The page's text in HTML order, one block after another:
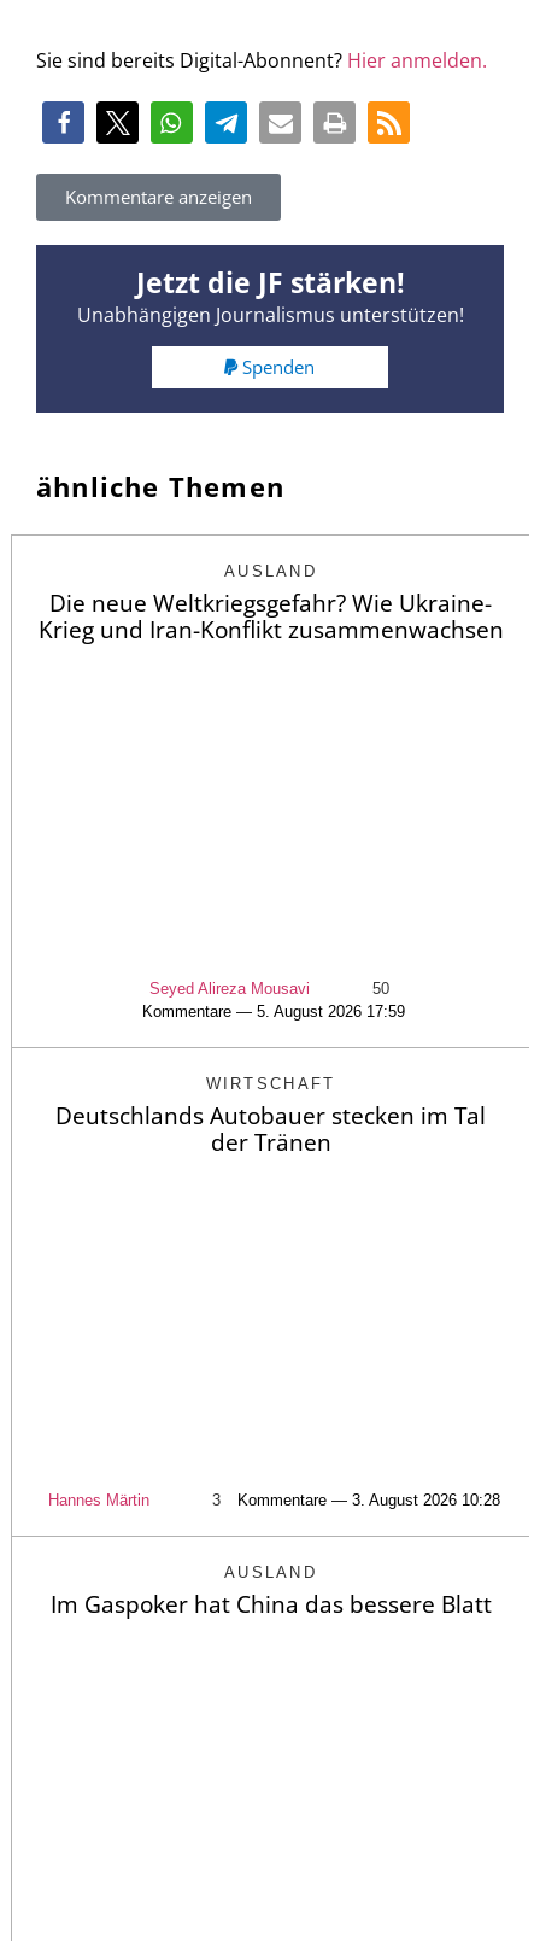
Sie sind bereits Digital-Abonnent? Hier anmelden.
Kommentare anzeigen
Jetzt die JF stärken!
Unabhängigen Journalismus unterstützen!
Spenden
ähnliche Themen
AUSLAND
Die neue Weltkriegsgefahr? Wie Ukraine-
Krieg und Iran-Konflikt zusammenwachsen
Seyed Alireza Mousavi
50
Kommentare — 5. August 2026 17:59
WIRTSCHAFT
Deutschlands Autobauer stecken im Tal
der Tränen
Hannes Märtin 3 Kommentare — 3. August 2026 10:28
AUSLAND
Im Gaspoker hat China das bessere Blatt